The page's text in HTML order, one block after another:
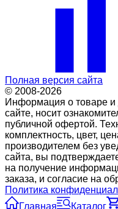
Полная версия сайта
© 2008-2026
Информация о товаре и
сайте, носит
публичной офертой.
комплектность, цвет,
производителем без
сайта, вы
на получение
заказа, и согласие на
Политика
Главная
Каталог